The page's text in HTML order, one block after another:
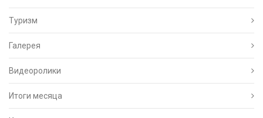
Туризм
Галерея
Видеоролики
Итоги месяца